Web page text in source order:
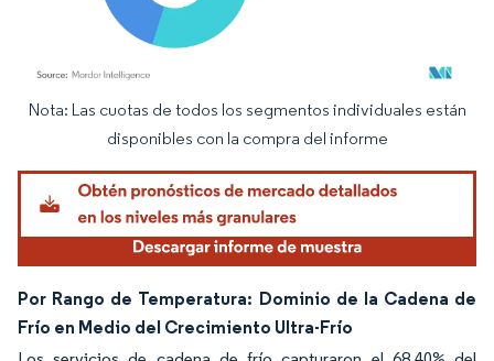
Imagen © Mordor Intelligence. El uso requiere atribución según CC BY 4.0.
Nota: Las cuotas de todos los segmentos individuales están
disponibles con la compra del informe
Por Rango de Temperatura: Dominio de la Cadena de
Frío en Medio del Crecimiento Ultra-Frío